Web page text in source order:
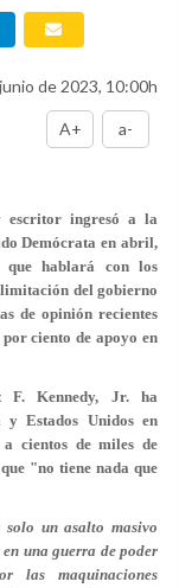
de 2023, 10:00h
A+ a-
escritor ingresó a la
Demócrata en abril,
que hablará con los
del gobierno
de opinión recientes
ciento de apoyo en
F. Kennedy, Jr. ha
Estados Unidos en
cientos de miles de
"no tiene nada que
un asalto masivo
una guerra de poder
las maquinaciones